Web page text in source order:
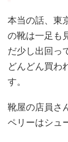
本当の話、東
の靴は一足も
だ少し出回っ
どんどん買わ
す。
靴屋の店員さ
ペリーはシュ